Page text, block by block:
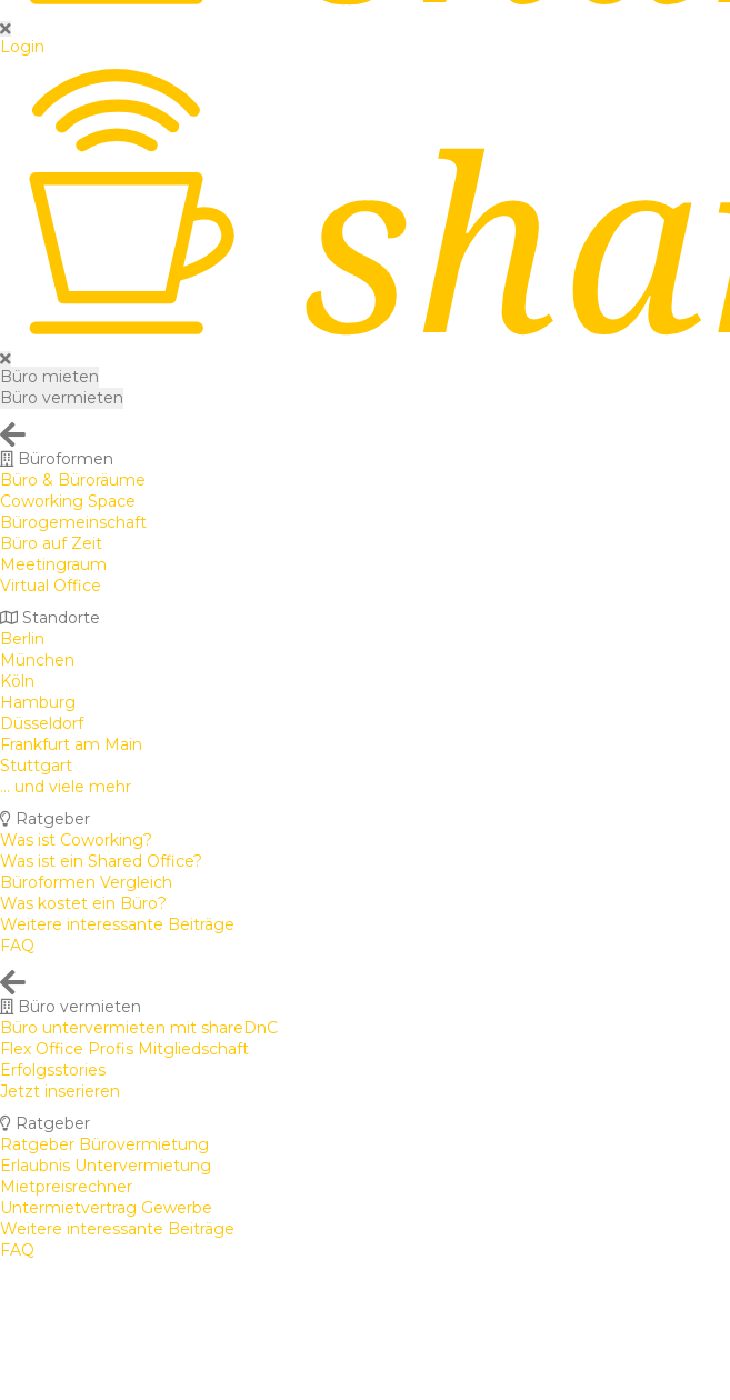
Login
Büro mieten
Büro vermieten
Büroformen
Büro & Büroräume
Coworking Space
Bürogemeinschaft
Büro auf Zeit
Meetingraum
Virtual Office
Standorte
Berlin
München
Köln
Hamburg
Düsseldorf
Frankfurt am Main
Stuttgart
... und viele mehr
Ratgeber
Was ist Coworking?
Was ist ein Shared Office?
Büroformen Vergleich
Was kostet ein Büro?
Weitere interessante Beiträge
FAQ
Büro vermieten
Büro untervermieten mit shareDnC
Flex Office Profis Mitgliedschaft
Erfolgsstories
Jetzt inserieren
Ratgeber
Ratgeber Bürovermietung
Erlaubnis Untervermietung
Mietpreisrechner
Untermietvertrag Gewerbe
Weitere interessante Beiträge
FAQ